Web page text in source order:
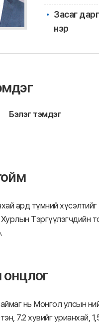
Засаг
нэр
Бэлэг тэмдэг
ард түмний
Тэргүүлэгчдийн
онцлог
нь Монгол улсын
7.2 хувийг урианхай,